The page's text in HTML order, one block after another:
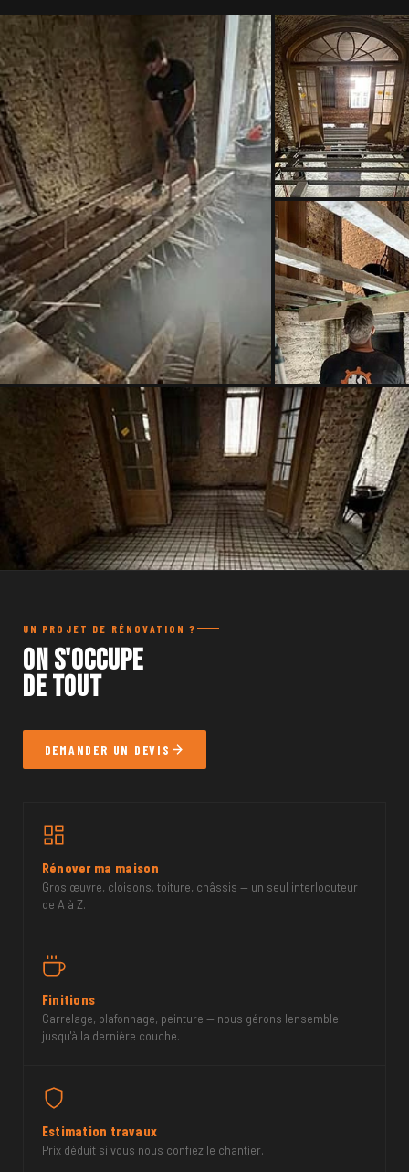
UN PROJET DE RÉNOVATION ?
On s'occupe
de tout
DEMANDER UN DEVIS
Rénover ma maison
Gros œuvre, cloisons, toiture, châssis — un seul interlocuteur
de A à Z.
Finitions
Carrelage, plafonnage, peinture — nous gérons l'ensemble
jusqu'à la dernière couche.
Estimation travaux
Prix déduit si vous nous confiez le chantier.